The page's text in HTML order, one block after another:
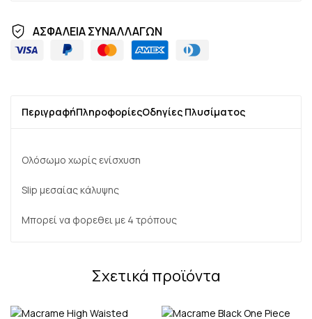
ΑΣΦΑΛΕΙΑ ΣΥΝΑΛΛΑΓΩΝ
ΠεριγραφήΠληροφορίεςΟδηγίες Πλυσίματος
Ολόσωμο χωρίς ενίσχυση
Slip μεσαίας κάλυψης
Μπορεί να φορεθει με 4 τρόπους
Σχετικά προϊόντα